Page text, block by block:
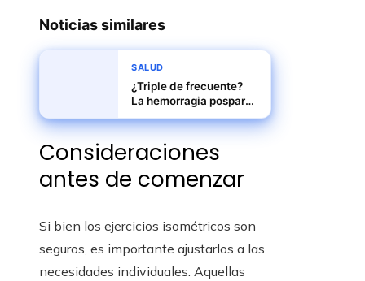
Noticias similares
SALUD
¿Triple de frecuente?
La hemorragia posparto
y la subestimación
científica
Consideraciones
antes de comenzar
Si bien los ejercicios isométricos son
seguros, es importante ajustarlos a las
necesidades individuales. Aquellas